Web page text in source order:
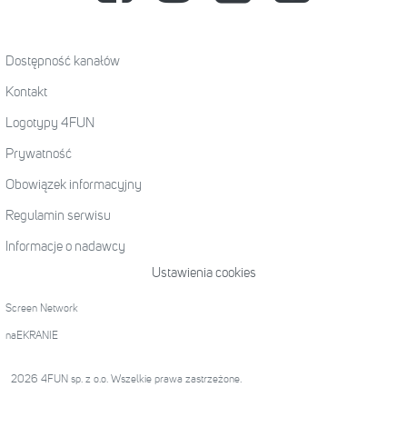
Dostępność kanałów
Kontakt
Logotypy 4FUN
Prywatność
Obowiązek informacyjny
Regulamin serwisu
Informacje o nadawcy
Ustawienia cookies
Screen Network
naEKRANIE
2026 4FUN sp. z o.o. Wszelkie prawa zastrzeżone.